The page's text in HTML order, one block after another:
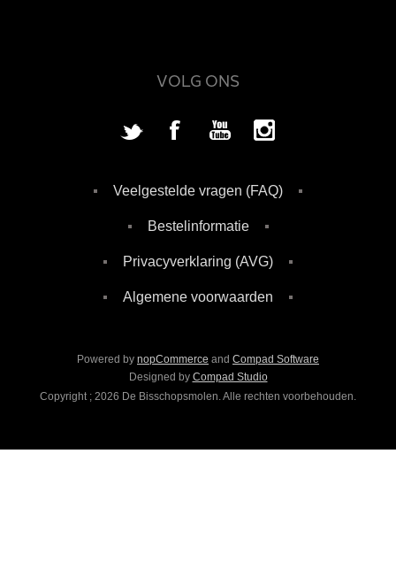
VOLG ONS
Veelgestelde vragen (FAQ)
Bestelinformatie
Privacyverklaring (AVG)
Algemene voorwaarden
Powered by nopCommerce and Compad Software
Designed by Compad Studio
Copyright ; 2026 De Bisschopsmolen. Alle rechten voorbehouden.